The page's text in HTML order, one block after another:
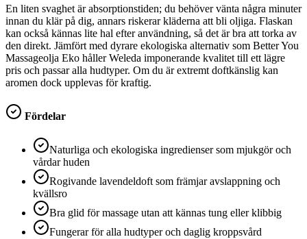
En liten svaghet är absorptionstiden; du behöver vänta några minuter
innan du klär på dig, annars riskerar kläderna att bli oljiga. Flaskan
kan också kännas lite hal efter användning, så det är bra att torka av
den direkt. Jämfört med dyrare ekologiska alternativ som Better You
Massageolja Eko håller Weleda imponerande kvalitet till ett lägre
pris och passar alla hudtyper. Om du är extremt doftkänslig kan
aromen dock upplevas för kraftig.
Fördelar
Naturliga och ekologiska ingredienser som mjukgör och
vårdar huden
Rogivande lavendeldoft som främjar avslappning och
kvällsro
Bra glid för massage utan att kännas tung eller klibbig
Fungerar för alla hudtyper och daglig kroppsvård